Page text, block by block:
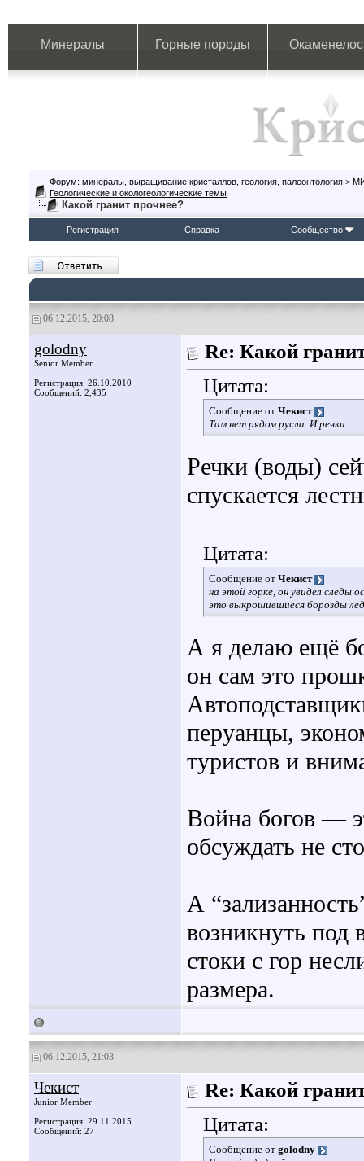
Минералы Горные породы
Форум: минералы, выращивание кристаллов, геология, палеонтология >
Геологические и окологеологические темы
Какой гранит прочнее?
Регистрация Справка Сообщество
06.12.2015, 20:08
golodny
Senior Member
Регистрация: 26.10.2010
Сообщений: 2,435
Re: Какой
Цитата:
Сообщение от Чекист
Там нет рядом русла. И речки
Речки (воды)
спускается
Цитата:
Сообщение от Чекист
на этой горке, он увидел следы
это выкрошившиеся борозды
А я делаю ещё
он сам это
перуанцы,
туристов и
Война богов —
обсуждать не
А
возникнуть под
стоки с гор
размера.
06.12.2015, 21:03
Чекист
Junior Member
Регистрация: 29.11.2015
Сообщений: 27
Re: Какой
Цитата:
Сообщение от golodny